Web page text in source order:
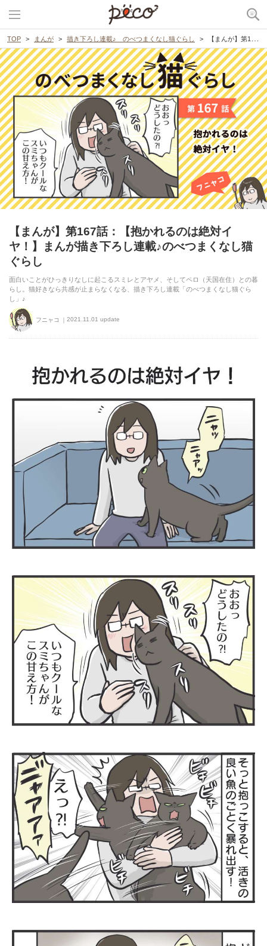
TOP まんが 描き下ろし連載♪ のべつまくなし猫ぐらし 【まんが】第167話：【抱かれるのは絶対イヤ！】まんが描き下ろし連載♪のべつまくなし猫ぐらし
【まんが】第167話：【抱かれるのは絶対イ
ヤ！】まんが描き下ろし連載♪のべつまくなし猫
ぐらし
面白いことがひっきりなしに起こるスミレとアヤメ、そしてペロ（天国在住）との暮
らし。猫好きなら共感が止まらなくなる、描き下ろし連載「のべつまくなし猫ぐら
し」♪
フニャコ 2021.11.01 update